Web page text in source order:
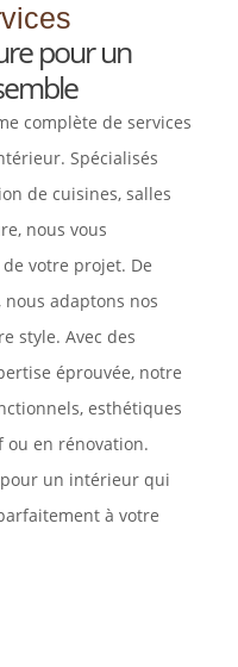
pour un
complète de services
Spécialisés
de cuisines, salles
nous vous
votre projet. De
nous adaptons nos
style. Avec des
éprouvée, notre
esthétiques
ou en rénovation.
pour un intérieur qui
à votre